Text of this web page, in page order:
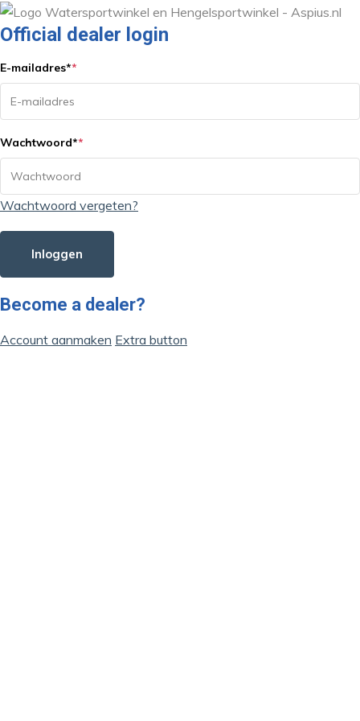
Official dealer login
E-mailadres**
Wachtwoord**
Wachtwoord vergeten?
Inloggen
Become a dealer?
Account aanmaken Extra button